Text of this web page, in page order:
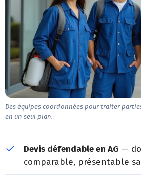
Des équipes coordonnées pour traiter
en un seul plan.
Devis défendable en AG —
comparable, présentable